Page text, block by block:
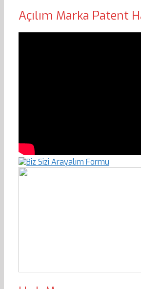
Açılım Marka Patent